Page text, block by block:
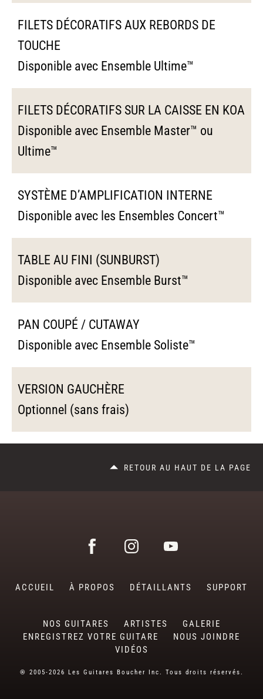
FILETS DÉCORATIFS AUX REBORDS DE
TOUCHE
Disponible avec Ensemble Ultime™
FILETS DÉCORATIFS SUR LA CAISSE EN KOA
Disponible avec Ensemble Master™ ou
Ultime™
SYSTÈME D’AMPLIFICATION INTERNE
Disponible avec les Ensembles Concert™
TABLE AU FINI (SUNBURST)
Disponible avec Ensemble Burst™
PAN COUPÉ / CUTAWAY
Disponible avec Ensemble Soliste™
VERSION GAUCHÈRE
Optionnel (sans frais)
RETOUR AU HAUT DE LA PAGE
ACCUEIL À PROPOS DÉTAILLANTS SUPPORT
NOS GUITARES ARTISTES
GALERIE
ENREGISTREZ VOTRE GUITARE
NOUS JOINDRE
VIDÉOS
® 2005-2026 Les Guitares Boucher Inc. Tous droits réservés.